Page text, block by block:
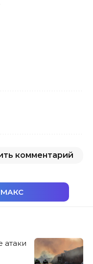
комментарий
МАКС